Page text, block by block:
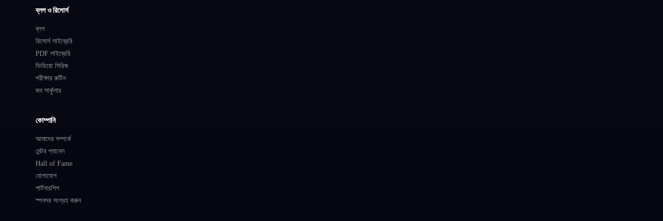
ব্লগ ও রিসোর্স
ব্লগ
রিসোর্স লাইব্রেরি
PDF লাইব্রেরি
ভিডিয়ো সিরিজ
পরীক্ষার রুটিন
জব সার্কুলার
কোম্পানি
আমাদের সম্পর্কে
মেন্টর প্যানেল
Hall of Fame
যোগাযোগ
পার্টনারশিপ
স্পনসর সংগ্রহ করুন